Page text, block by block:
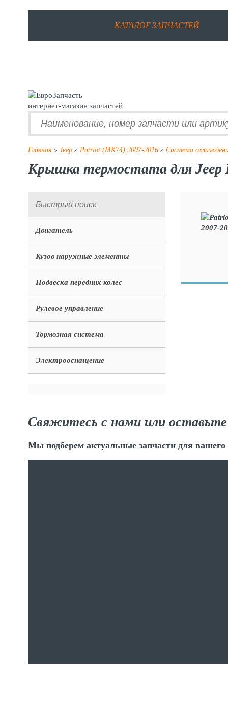
КАТАЛОГ ЗАПЧАСТЕЙ
интернет-магазин запчастей
Главная » Jeep » Patriot (MK74) 2007-2016 » Система
Крышка термостата для Jeep
Двигатель
Кузов наружные элементы
Подвеска передних колес
Рулевое управление
Тормозная система
Электрооснащение
Свяжитесь с нами или оставьте
Мы подберем актуальные запчасти для вашего